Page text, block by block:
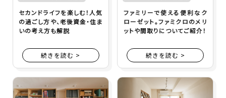
セカンドライフを楽しむ！人気
の過ごし方や、老後資金・住ま
いの考え方も解説
続きを読む >
ファミリーで使える便利なク
ローゼット。ファミクロのメリ
ットや間取りについてご紹介！
続きを読む >